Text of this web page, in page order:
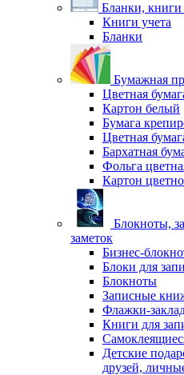
Бланки, книги
Книги учета
Бланки
Бумажная
Цветная
Картон белый
Бумага
Цветная
Бархатная
Фольга
Картон
Блокноты,
заметок
Бизнес-
Блоки для
Блокноты
Записные
Флажки-
Книги для
Детские
друзей,